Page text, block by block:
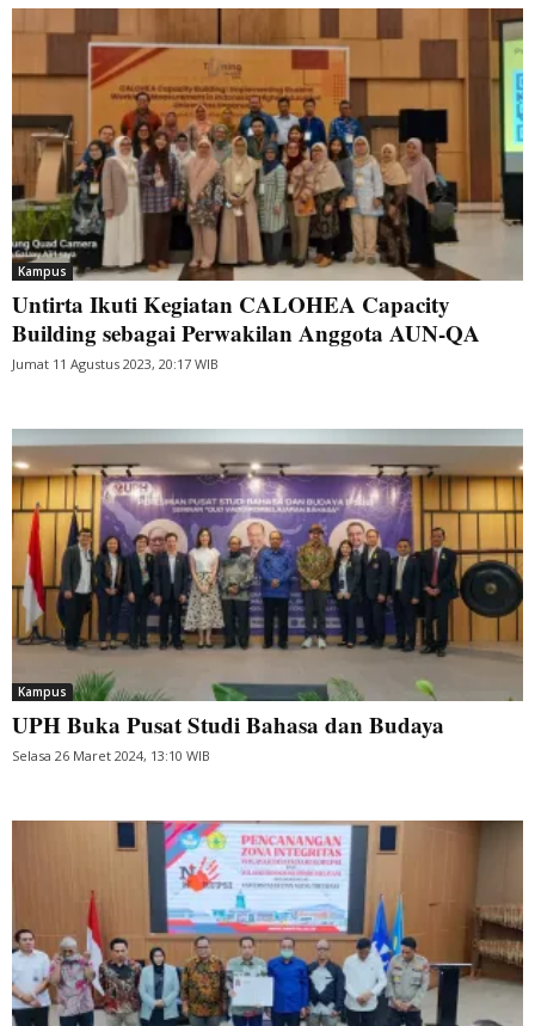
Kampus
Untirta Ikuti Kegiatan CALOHEA Capacity
Building sebagai Perwakilan Anggota AUN-QA
Jumat 11 Agustus 2023, 20:17 WIB
Kampus
UPH Buka Pusat Studi Bahasa dan Budaya
Selasa 26 Maret 2024, 13:10 WIB